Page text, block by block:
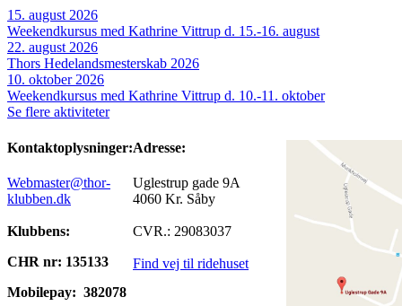
15. august 2026
Weekendkursus med Kathrine Vittrup d. 15.-16. august
22. august 2026
Thors Hedelandsmesterskab 2026
10. oktober 2026
Weekendkursus med Kathrine Vittrup d. 10.-11. oktober
Se flere aktiviteter
Kontaktoplysninger:
Webmaster@thor-
klubben.dk
Klubbens:
CHR nr: 135133
Mobilepay: 382078
Adresse:
Uglestrup gade 9A
4060 Kr. Såby
CVR.: 29083037
Find vej til ridehuset